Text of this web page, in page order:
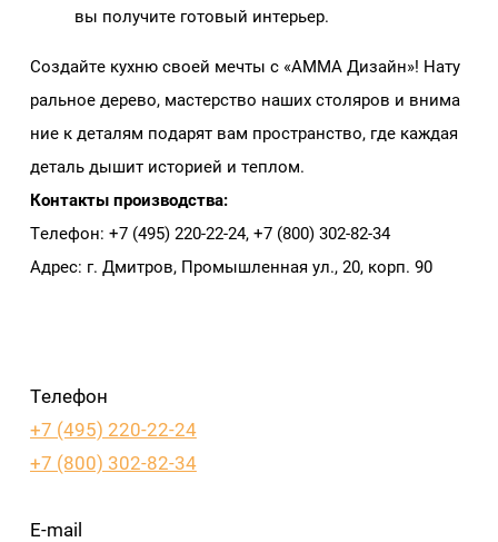
вы получите готовый интерьер.
Создайте кухню своей мечты с «АММА Дизайн»! Нату
ральное дерево, мастерство наших столяров и внима
ние к деталям подарят вам пространство, где каждая
деталь дышит историей и теплом.
Контакты производства:
Телефон: +7 (495) 220‑22‑24, +7 (800) 302‑82‑34
Адрес: г. Дмитров, Промышленная ул., 20, корп. 90
Телефон
+7 (495) 220-22-24
+7 (800) 302-82-34
E-mail